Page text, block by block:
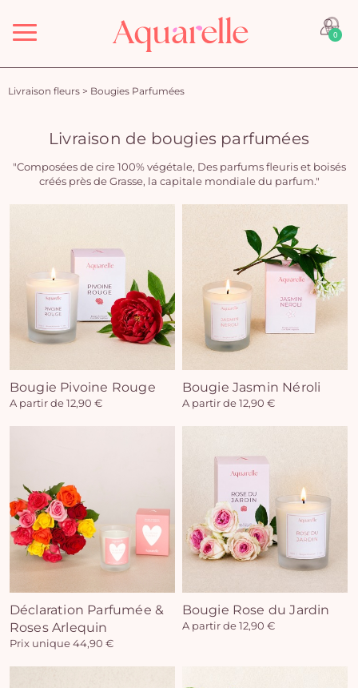
Menu 0
Livraison fleurs > Bougies Parfumées
Livraison de bougies parfumées
"Composées de cire 100% végétale, Des parfums fleuris et boisés
créés près de Grasse, la capitale mondiale du parfum."
Bougie Pivoine Rouge
A partir de 12,90 €
Bougie Jasmin Néroli
A partir de 12,90 €
Déclaration Parfumée &
Roses Arlequin
Prix unique 44,90 €
Bougie Rose du Jardin
A partir de 12,90 €